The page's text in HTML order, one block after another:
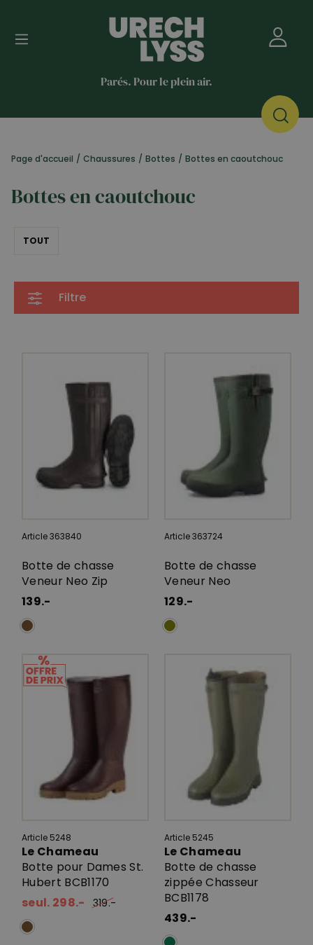
Parés. Pour le plein air.
Page d'accueil / Chaussures / Bottes / Bottes en caoutchouc
Bottes en caoutchouc
TOUT
Filtre
Article 363840
Botte de chasse
Veneur Neo Zip
139.-
Article 363724
Botte de chasse
Veneur Neo
129.-
Article 5248
Le Chameau
Botte pour Dames St.
Hubert BCB1170
seul. 298.-
319.-
Article 5245
Le Chameau
Botte de chasse
zippée Chasseur
BCB1178
439.-